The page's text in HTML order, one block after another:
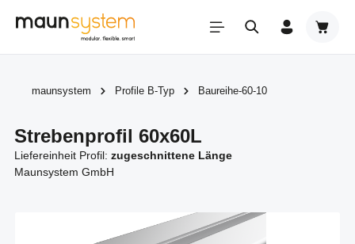
Zum Hauptinhalt springen
maunsystem Profile B-Typ Baureihe-60-10
Strebenprofil 60x60L
Liefereinheit Profil: zugeschnittene Länge
Maunsystem GmbH